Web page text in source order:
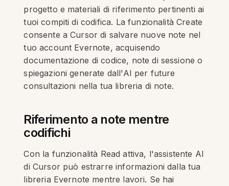
progetto e materiali di riferimento pertinenti ai
tuoi compiti di codifica. La funzionalità Create
consente a Cursor di salvare nuove note nel
tuo account Evernote, acquisendo
documentazione di codice, note di sessione o
spiegazioni generate dall'AI per future
consultazioni nella tua libreria di note.
Riferimento a note mentre
codifichi
Con la funzionalità Read attiva, l'assistente AI
di Cursor può estrarre informazioni dalla tua
libreria Evernote mentre lavori. Se hai